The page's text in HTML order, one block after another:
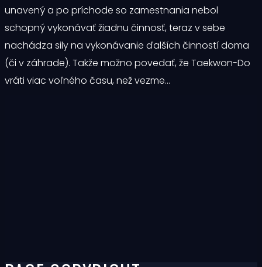
unavený a po príchode so zamestnania nebol
schopný vykonávať žiadnu činnosť, teraz v sebe
nachádza sily na vykonávanie ďalších činností doma
(či v záhrade). Takže možno povedať, že Taekwon-Do
vráti viac voľného času, než vezme…